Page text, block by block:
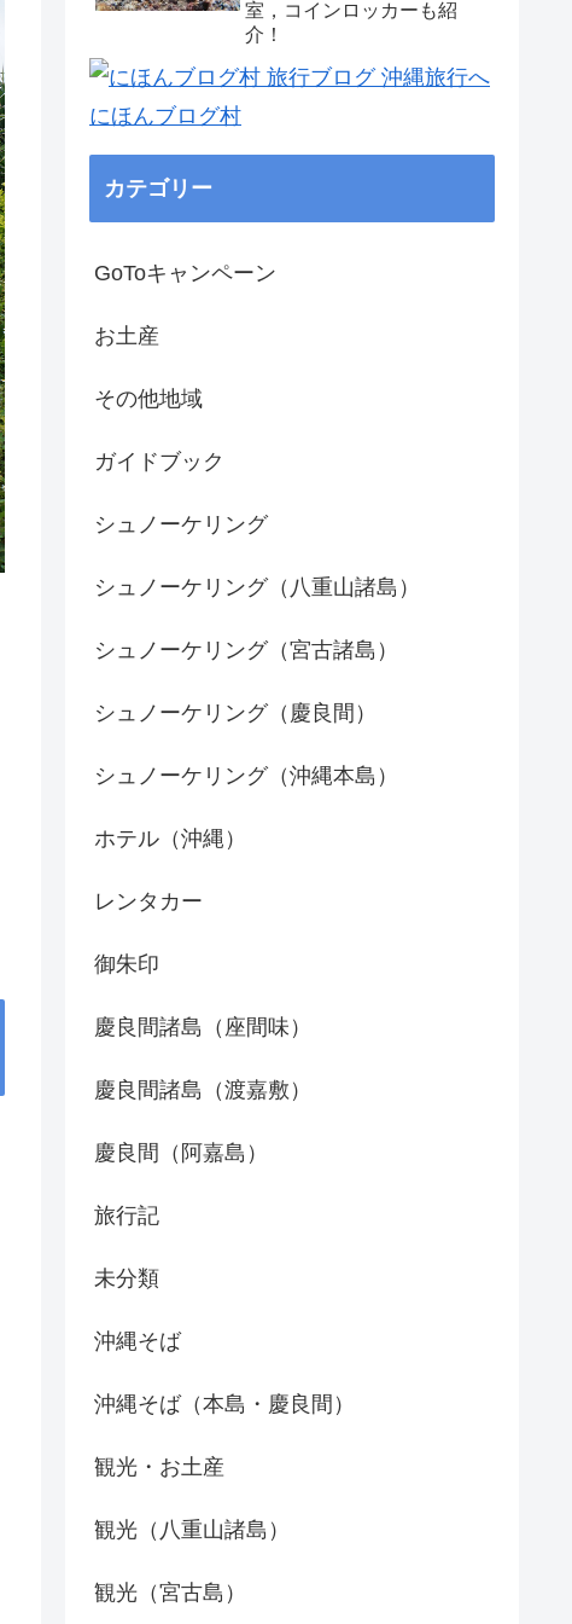
室，コインロッカーも紹
介！
にほんブログ村
カテゴリー
GoToキャンペーン
お土産
その他地域
ガイドブック
シュノーケリング
シュノーケリング（八重山諸島）
シュノーケリング（宮古諸島）
シュノーケリング（慶良間）
シュノーケリング（沖縄本島）
ホテル（沖縄）
レンタカー
御朱印
慶良間諸島（座間味）
慶良間諸島（渡嘉敷）
慶良間（阿嘉島）
旅行記
未分類
沖縄そば
沖縄そば（本島・慶良間）
観光・お土産
観光（八重山諸島）
観光（宮古島）